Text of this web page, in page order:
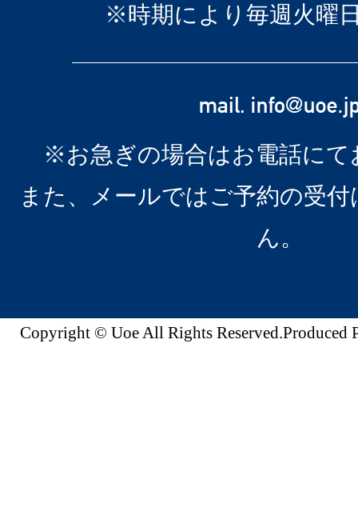
※時期により毎週火曜
※お急ぎの場合はお電話にて
また、メールではご予約の受
ん。
Copyright © Uoe All Rights Reserved.Produced